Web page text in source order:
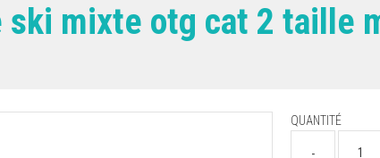
ski mixte otg cat 2 taille
QUANTITÉ